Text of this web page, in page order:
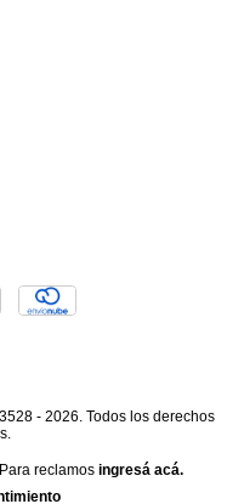
- 2026. Todos los derechos
reclamos ingresá acá.